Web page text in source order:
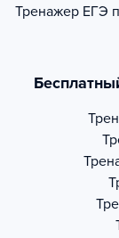
Тренажер ЕГЭ